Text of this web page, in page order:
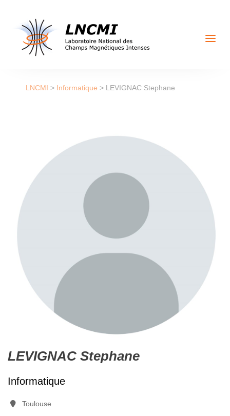
a
LNCMI > Informatique > LEVIGNAC Stephane
LEVIGNAC Stephane
Informatique
Toulouse